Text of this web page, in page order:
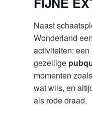
Naast
Wonderland
activiteiten: een
gezellige
momenten zoals
wat wils, en
als rode draad.